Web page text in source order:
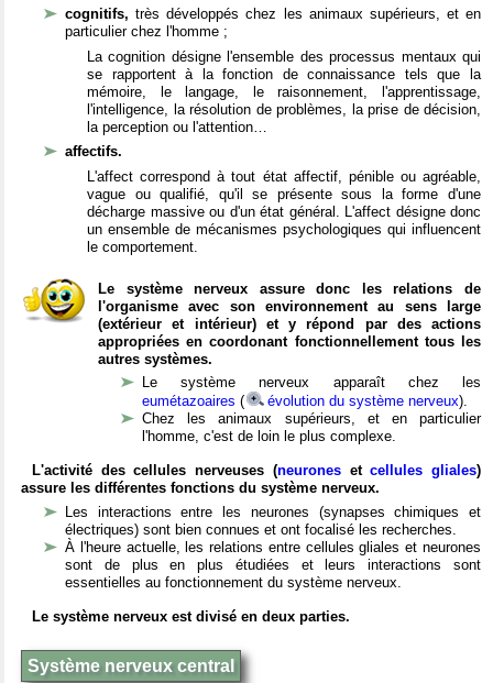
cognitifs,très développés chez les animaux supérieurs, et en
particulier chez l'homme ;
La cognition désigne l'ensemble des processus mentaux qui
se rapportent à la fonction de connaissance tels que la
mémoire, le langage, le raisonnement, l'apprentissage,
l'intelligence, la résolution de problèmes, la prise de décision,
la perception ou l'attention…
affectifs.
L'affect correspond à tout état affectif, pénible ou agréable,
vague ou qualifié, qu'il se présente sous la forme d'une
décharge massive ou d'un état général. L'affect désigne donc
un ensemble de mécanismes psychologiques qui influencent
le comportement.
Le système nerveux assure donc les relations de
l'organisme avec son environnement au sens large
(extérieur et intérieur) et y répond par des actions
appropriées en coordonant fonctionnellement tous les
autres systèmes.
Le système nerveux apparaît chez les
eumétazoaires ( évolution du système nerveux).
Chez les animaux supérieurs, et en particulier
l'homme, c'est de loin le plus complexe.
L'activité des cellules nerveuses (neuronesetcellules gliales)
assure les différentes fonctions du système nerveux.
Les interactions entre les neurones (synapses chimiques et
électriques) sont bien connues et ont focalisé les recherches.
À l'heure actuelle, les relations entre cellules gliales et neurones
sont de plus en plus étudiées et leurs interactions sont
essentielles au fonctionnement du système nerveux.
Le système nerveux est divisé en deux parties.
Système nerveux central